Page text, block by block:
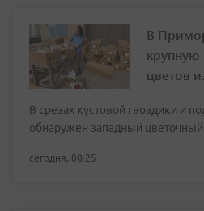
В
крупную
цветов
В срезах кустовой гвоздики и
обнаружен западный цветочный
сегодня, 00:25